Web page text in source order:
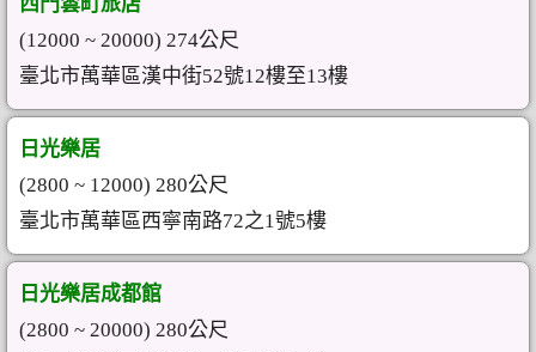
(12000 ~ 20000) 274公尺
臺北市萬華區漢中街52號12樓至13樓
日光樂居
(2800 ~ 12000) 280公尺
臺北市萬華區西寧南路72之1號5樓
日光樂居成都館
(2800 ~ 20000) 280公尺